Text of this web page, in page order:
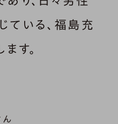
ている、福島充
す。
ん